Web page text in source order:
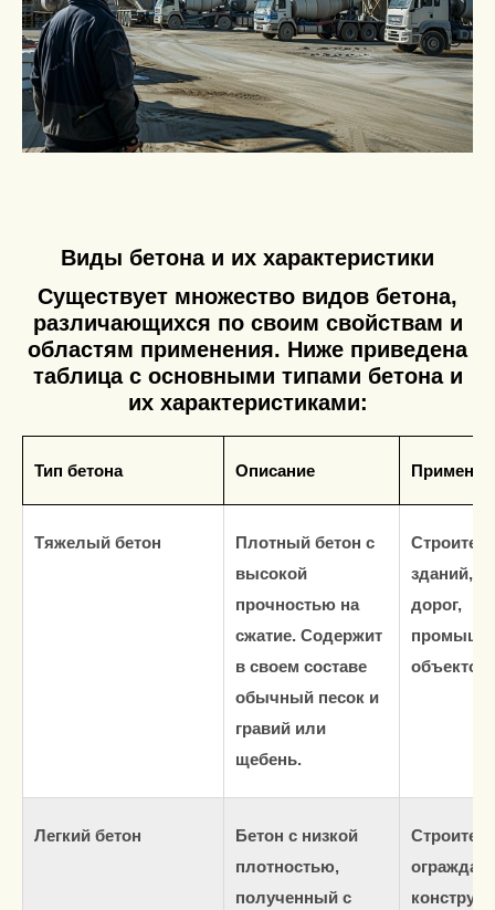
Виды бетона и их характеристики
Существует множество видов бетона,
различающихся по своим свойствам и
областям применения. Ниже приведена
таблица с основными типами бетона и
их характеристиками:
Тип бетона Описание
Тяжелый бетон
Плотный бетон с
высокой
прочностью на
сжатие. Содержит
в своем составе
обычный песок и
гравий или
щебень.
зданий,
дорог,
объектов.
Легкий бетон
Бетон с низкой
плотностью,
полученный с